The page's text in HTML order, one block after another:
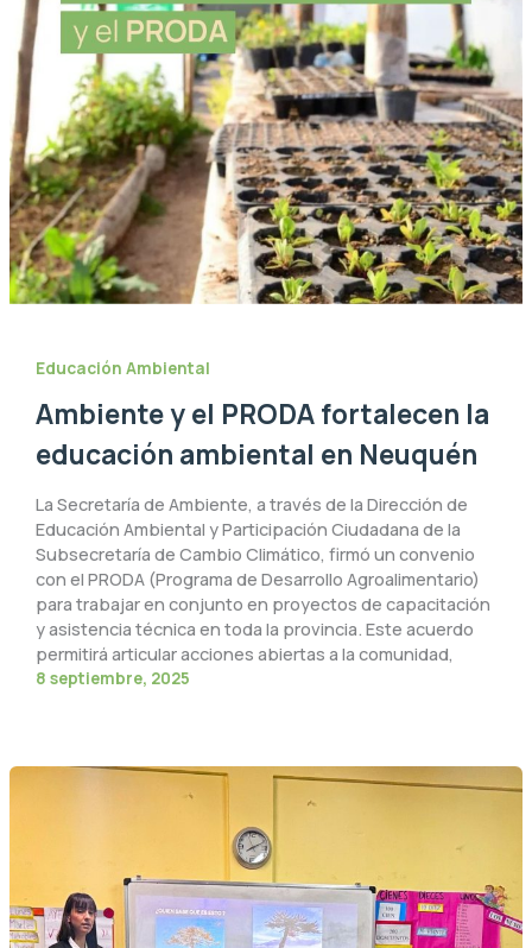
Educación Ambiental
Ambiente y el PRODA fortalecen la
educación ambiental en Neuquén
La Secretaría de Ambiente, a través de la Dirección de
Educación Ambiental y Participación Ciudadana de la
Subsecretaría de Cambio Climático, firmó un convenio
con el PRODA (Programa de Desarrollo Agroalimentario)
para trabajar en conjunto en proyectos de capacitación
y asistencia técnica en toda la provincia. Este acuerdo
permitirá articular acciones abiertas a la comunidad,
8 septiembre, 2025